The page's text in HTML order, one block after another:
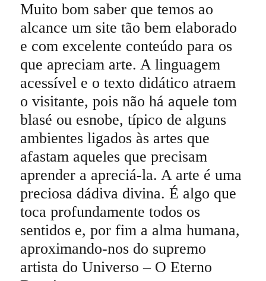
Muito bom saber que temos ao
alcance um site tão bem elaborado
e com excelente conteúdo para os
que apreciam arte. A linguagem
acessível e o texto didático atraem
o visitante, pois não há aquele tom
blasé ou esnobe, típico de alguns
ambientes ligados às artes que
afastam aqueles que precisam
aprender a apreciá-la. A arte é uma
preciosa dádiva divina. É algo que
toca profundamente todos os
sentidos e, por fim a alma humana,
aproximando-nos do supremo
artista do Universo – O Eterno